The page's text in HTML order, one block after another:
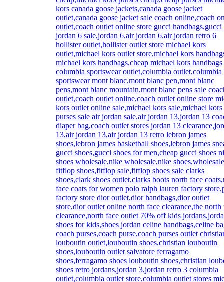
kors canada goose jackets,canada goose jacket
outlet,canada goose jacket sale coach online,coach
outlet,coach outlet online store gucci handbags,gucci
jordan 6 sale,jordan 6,air jordan 6,air jordan retro 6
hollister outlet,hollister outlet store michael kors
outlet,michael kors outlet store,michael kors
michael kors handbags,cheap michael kors handbags
columbia sportswear outlet,columbia outlet,columbia
sportswear mont blanc,mont blanc pen,mont blanc
pens,mont blanc mountain,mont blanc pens sale
outlet,coach outlet online,coach outlet online store
kors outlet online sale,michael kors sale,michael kors
purses sale air jordan sale,air jordan 13,jordan 13
diaper bag,coach outlet stores jordan 13
13,air jordan 13,air jordan 13 retro lebron james
shoes,lebron james basketball shoes,lebron james
gucci shoes,gucci shoes for men,cheap gucci shoes
shoes wholesale,nike wholesale,nike
fitflop shoes,fitflop sale,fitflop shoes sale clarks
shoes,clark shoes outlet,clarks boots north face
face coats for women polo ralph lauren factory
factory store dior outlet,dior handbags,dior outlet
store,dior outlet online north face clearance,the north
clearance,north face outlet 70% off kids
shoes for kids,shoes jordan celine handbags,celine
coach purses,coach purse,coach purses outlet
louboutin outlet,louboutin shoes,christian louboutin
shoes,louboutin outlet salvatore ferragamo
shoes,ferragamo shoes louboutin shoes,christian
shoes retro jordans,jordan 3,jordan retro 3 columbia
outlet,columbia outlet store,columbia outlet stores